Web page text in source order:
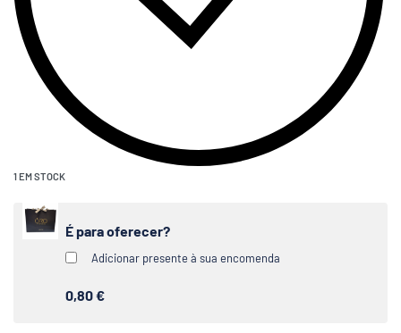
1 EM STOCK
É para oferecer?
Adicionar presente à sua encomenda
0,80 €